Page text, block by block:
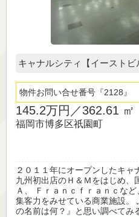
キャナルシティ【イーストビ
物件お問い合せ番号 2128
145.2万円／362.61 ㎡
福岡市博多区祇園町
２０１１年にオープンしたキ
九州初出店のＨ＆Ｍをはじめ、
Ａ、 Ｆｒａｎｃｆｒａｎｃな
集客力をみせている商業施設。
の名前は何？』と思い調べてみ